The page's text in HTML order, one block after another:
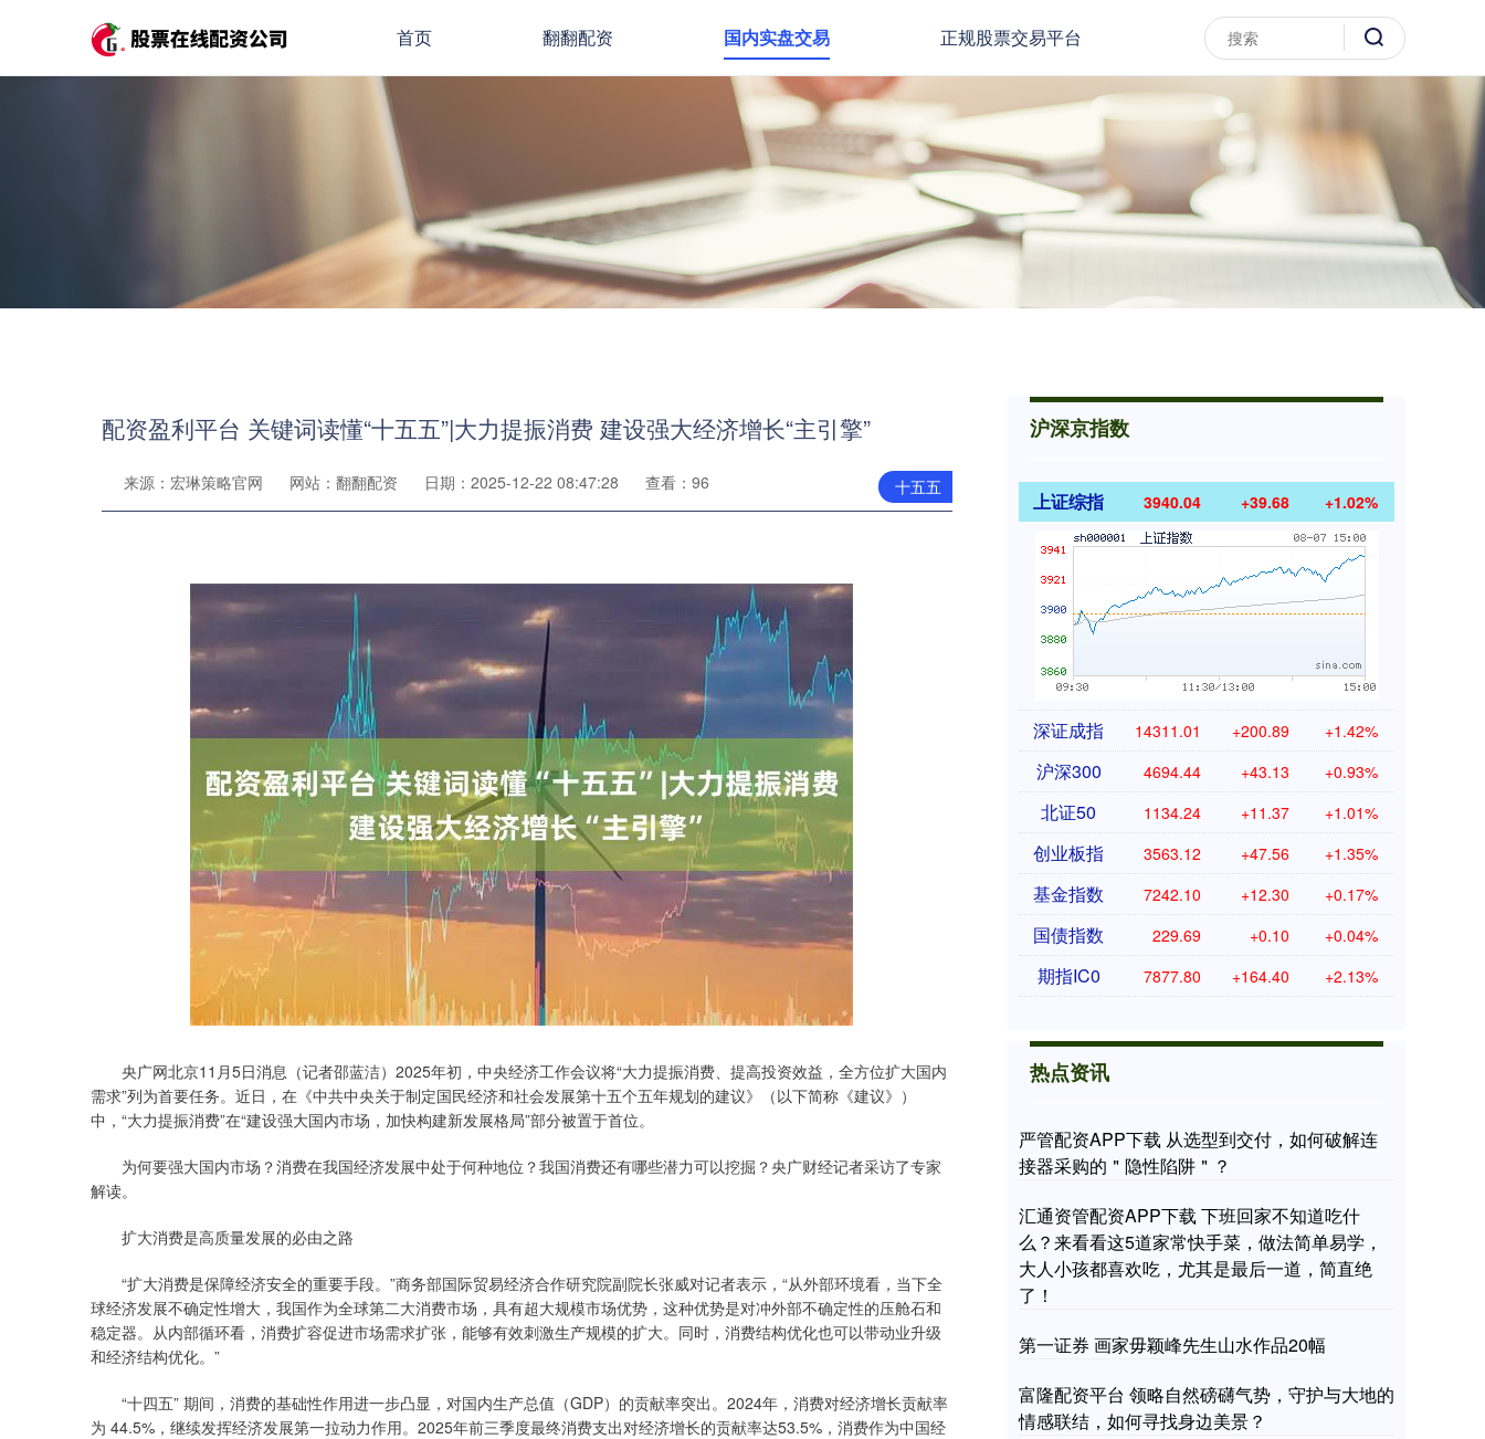
首页 翻翻配资 国内实盘交易 正规股票交易平台
配资盈利平台 关键词读懂“十五五”|大力提振消费 建设强大经济增长“主引擎”
十五五
来源：宏琳策略官网 网站：翻翻配资 日期：2025-12-22 08:47:28 查看：96
央广网北京11月5日消息（记者邵蓝洁）2025年初，中央经济工作会议将“大力提振消费、提高投资效益，全方位扩大国内
需求”列为首要任务。近日，在《中共中央关于制定国民经济和社会发展第十五个五年规划的建议》（以下简称《建议》）
中，“大力提振消费”在“建设强大国内市场，加快构建新发展格局”部分被置于首位。
为何要强大国内市场？消费在我国经济发展中处于何种地位？我国消费还有哪些潜力可以挖掘？央广财经记者采访了专家
解读。
扩大消费是高质量发展的必由之路
“扩大消费是保障经济安全的重要手段。”商务部国际贸易经济合作研究院副院长张威对记者表示，“从外部环境看，当下全
球经济发展不确定性增大，我国作为全球第二大消费市场，具有超大规模市场优势，这种优势是对冲外部不确定性的压舱石和
稳定器。从内部循环看，消费扩容促进市场需求扩张，能够有效刺激生产规模的扩大。同时，消费结构优化也可以带动业升级
和经济结构优化。”
“十四五” 期间，消费的基础性作用进一步凸显，对国内生产总值（GDP）的贡献率突出。2024年，消费对经济增长贡献率
为 44.5%，继续发挥经济发展第一拉动力作用。2025年前三季度最终消费支出对经济增长的贡献率达53.5%，消费作为中国经
沪深京指数
上证综指 3940.04 +39.68 +1.02%
深证成指 14311.01 +200.89 +1.42%
沪深300 4694.44 +43.13 +0.93%
北证50 1134.24 +11.37 +1.01%
创业板指 3563.12 +47.56 +1.35%
基金指数 7242.10 +12.30 +0.17%
国债指数 229.69 +0.10 +0.04%
期指IC0 7877.80 +164.40 +2.13%
热点资讯
严管配资APP下载 从选型到交付，如何破解连
接器采购的＂隐性陷阱＂？
汇通资管配资APP下载 下班回家不知道吃什
么？来看看这5道家常快手菜，做法简单易学，
大人小孩都喜欢吃，尤其是最后一道，简直绝
了！
第一证券 画家毋颖峰先生山水作品20幅
富隆配资平台 领略自然磅礴气势，守护与大地的
情感联结，如何寻找身边美景？